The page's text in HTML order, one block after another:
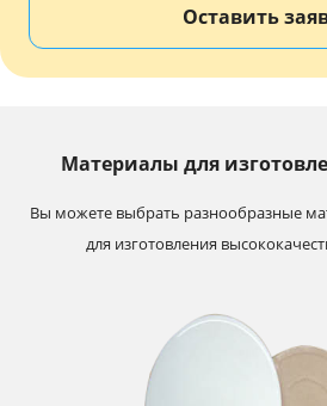
Оставить
Материалы для
Вы можете выбрать разнообразные
для изготовления